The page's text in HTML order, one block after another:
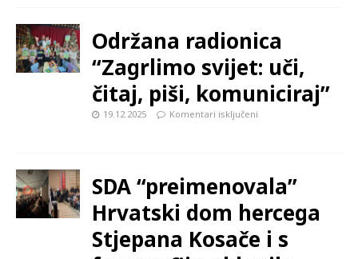
Održana radionica
“Zagrlimo svijet: uči,
čitaj, piši, komuniciraj”
19.12.2025 Komentari isključeni
SDA “preimenovala”
Hrvatski dom hercega
Stjepana Kosače i s